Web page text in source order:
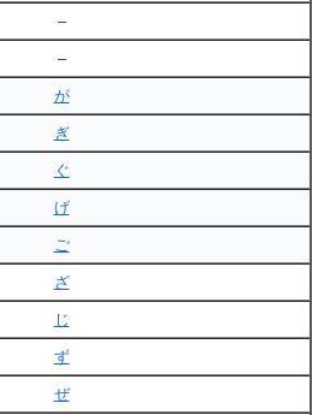
–
–
が
ぎ
ぐ
げ
ご
ざ
じ
ず
ぜ